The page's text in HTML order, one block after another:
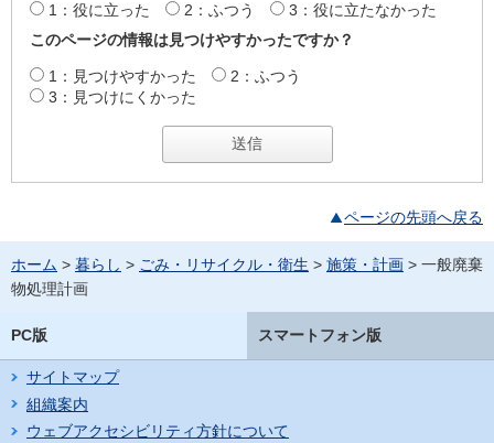
1：役に立った 2：ふつう
3：役に立たなかった
このページの情報は見つけやすかったですか？
1：見つけやすかった
2：ふつう
3：見つけにくかった
ページの先頭へ戻る
ホーム > 暮らし > ごみ・リサイクル・衛生 > 施策・計画 > 一般廃棄
物処理計画
PC版 スマートフォン版
サイトマップ
組織案内
ウェブアクセシビリティ方針について